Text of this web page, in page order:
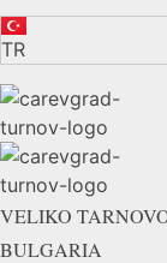
TR
VELIKO
BULGARIA